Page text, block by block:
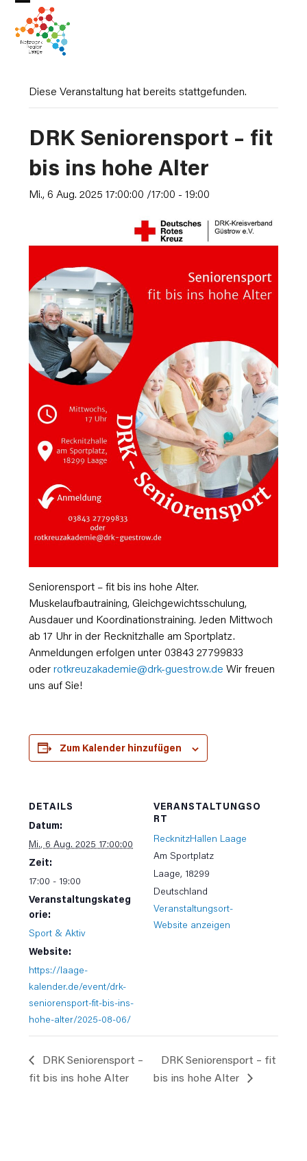
Skip
content
Open
mobile
menu
Close
mobile
menu
Diese Veranstaltung hat bereits stattgefunden.
DRK Seniorensport – fit
bis ins hohe Alter
Mi., 6 Aug. 2025 17:00:00 /17:00 -19:00
Seniorensport – fit bis ins hohe Alter.
Muskelaufbautraining, Gleichgewichtsschulung,
Ausdauer und Koordinationstraining. Jeden Mittwoch
ab 17 Uhr in der Recknitzhalle am Sportplatz.
Anmeldungen erfolgen unter 03843 27799833
oderrotkreuzakademie@drk-guestrow.de Wir freuen
uns auf Sie!
Zum Kalender hinzufügen
DETAILS
Datum:
Mi., 6 Aug. 2025 17:00:00
Zeit:
17:00 - 19:00
Veranstaltungskateg
orie:
Sport & Aktiv
Website:
https://laage-
kalender.de/event/drk-
seniorensport-fit-bis-ins-
hohe-alter/2025-08-06/
VERANSTALTUNGSO
RT
RecknitzHallen Laage
Am Sportplatz
Laage, 18299
Deutschland
Veranstaltungsort-
Website anzeigen
DRK Seniorensport –
fit bis ins hohe Alter
DRK Seniorensport – fit
bis ins hohe Alter